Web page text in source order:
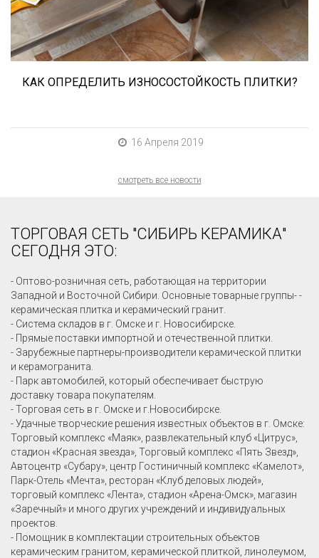
керамогранита? Сейчас расскажем.
КАК ОПРЕДЕЛИТЬ ИЗНОСОСТОЙКОСТЬ ПЛИТКИ?
16 Апреля 2019
смотреть все новости
ТОРГОВАЯ СЕТЬ "СИБИРЬ КЕРАМИКА"
СЕГОДНЯ ЭТО:
- Оптово-розничная сеть, работающая на территории
Западной и Восточной Сибири. Основные товарные группы- -
керамическая плитка и керамический гранит.
- Система складов в г. Омске и г. Новосибирске.
- Прямые поставки импортной и отечественной плитки.
- Зарубежные партнеры-производители керамической плитки
и керамогранита.
- Парк автомобилей, который обеспечивает быструю
доставку товара покупателям.
- Торговая сеть в г. Омске и г.Новосибирске.
- Удачные творческие решения известных объектов в г. Омске:
Торговый комплекс «Маяк», развлекательный клуб «Цитрус»,
стадион «Красная звезда», Торговый комплекс «Пять Звезд»,
Автоцентр «Субару», центр Гостиничный комплекс «Камелот»,
Парк-Отель «Мечта», ресторан «Клуб деловых людей»,
торговый комплекс «Лента», стадион «Арена-Омск», магазин
«Заречный» и много других учреждений и индивидуальных
проектов.
- Помощник в комплектации строительных объектов
керамическим гранитом, керамической плиткой, линолеумом,